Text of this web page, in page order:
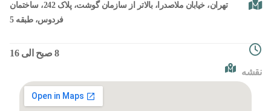
تهران، خیابان ملاصدرا، بالاتر از سازمان گوشت، پلاک 242، ساختمان
فردوس، طبقه 5
8 صبح الی 16
نقشه